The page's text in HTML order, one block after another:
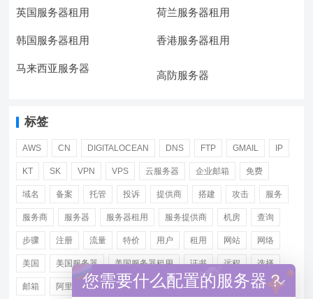
英国服务器租用 荷兰服务器租用
韩国服务器租用 香港服务器租用
马来西亚服务器
高防服务器
标签
AWS CN DIGITALOCEAN DNS FTP GMAIL IP
KT SK VPN VPS 云服务器 企业邮箱 免费
域名 备案 托管 投诉 提供商 搭建 攻击 服务
服务商 服务器 服务器租用 服务提供商 机房 查询
步骤 注册 流量 特价 用户 租用 网站 网络
美国 美国服务器 美国服务器租用 证书 远程 选择
邮箱 阿里 香港服务器租用
您需要什么配置的服务器？